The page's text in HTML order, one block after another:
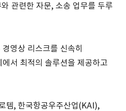
관련한 자문, 소송 업무를 두루
영상 리스크를 신속히
서 최적의 솔루션을 제공하고
템, 한국항공우주산업(KAI),